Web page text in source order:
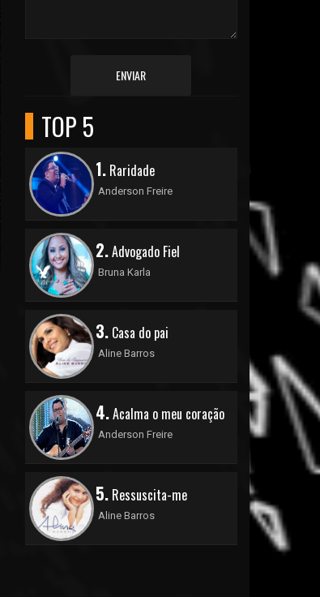
ENVIAR
TOP 5
1.Raridade
Anderson Freire
2.Advogado Fiel
Bruna Karla
3.Casa do pai
Aline Barros
4.Acalma o meu coração
Anderson Freire
5.Ressuscita-me
Aline Barros